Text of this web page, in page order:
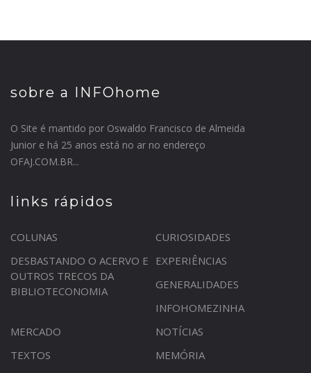
sobre a INFOhome
O Site é mantido por Oswaldo Francisco de Almeida
Junior e há 25 anos está no ar no endereço
OFAJ.COM.BR...
links rápidos
COLUNAS
CURIOSIDADES
DESBASTANDO O ACERVO E
OUTROS TRECOS DA
BIBLIOTECONOMIA
EXPERIÊNCIAS
GENERALIDADES
INFOHOMEZINHA
MERCADO
NOTÍCIAS
TEXTOS
MEMÓRIA